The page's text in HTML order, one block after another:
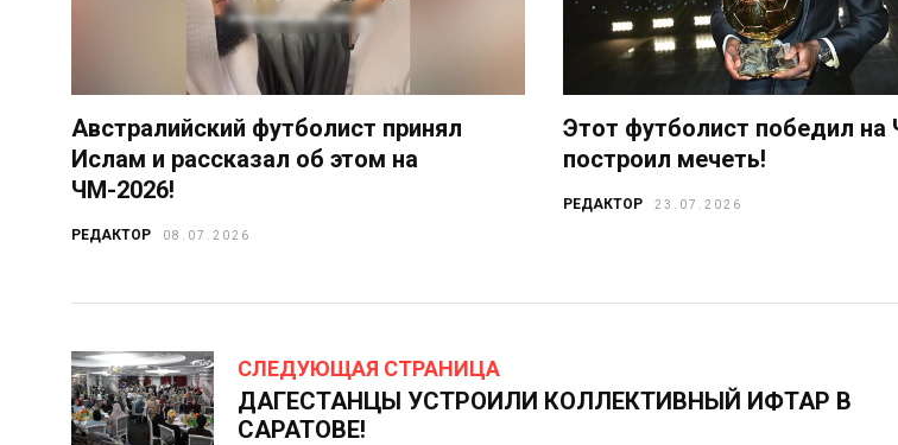
Австралийский футболист принял
Ислам и рассказал об этом на
ЧМ-2026!
РЕДАКТОР 08.07.2026
Этот футболист победил на
построил мечеть!
РЕДАКТОР 23.07.2026
СЛЕДУЮЩАЯ СТРАНИЦА
ДАГЕСТАНЦЫ УСТРОИЛИ КОЛЛЕКТИВНЫЙ ИФТАР В
САРАТОВЕ!